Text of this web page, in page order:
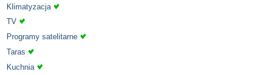
Klimatyzacja
TV
Programy satelitarne
Taras
Kuchnia